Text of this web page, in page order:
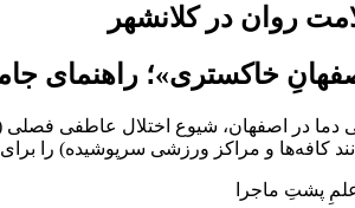
روان در کلانشهر
خاکستری»؛ راهنمای
کافه‌ها و مراکز ورزشی سرپوشیده) را
پشتِ ماجرا